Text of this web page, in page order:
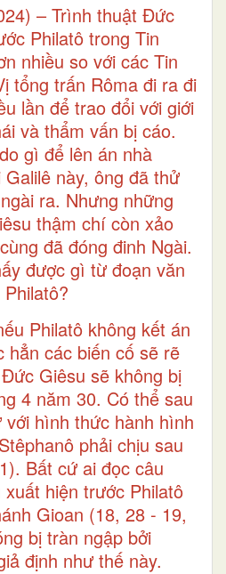
– Trình thuật Đức
Philatô trong Tin
nhiều so với các Tin
tổng trấn Rôma đi ra đi
lần để trao đổi với giới
và thẩm vấn bị cáo.
gì để lên án nhà
này, ông đã thử
ra. Nhưng những
thậm chí còn xảo
đã đóng đinh Ngài.
được gì từ đoạn văn
Philatô không kết án
hẳn các biến cố sẽ rẽ
Giêsu sẽ không bị
4 năm 30. Có thể sau
hình thức hành hình
phải chịu sau
Bất cứ ai đọc câu
hiện trước Philatô
Gioan (18, 28 - 19,
bị tràn ngập bởi
định như thế này.